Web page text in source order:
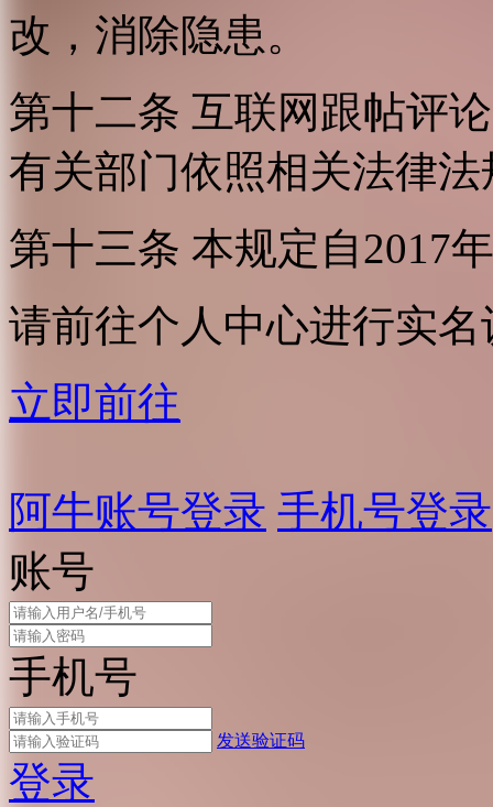
改，消除隐患。
第十二条 互联网跟帖评
有关部门依照相关法律
第十三条 本规定自2017
请前往个人中心进行实名
立即前往
阿牛账号登录 手机号登录
账号
手机号
发送验证码
登录